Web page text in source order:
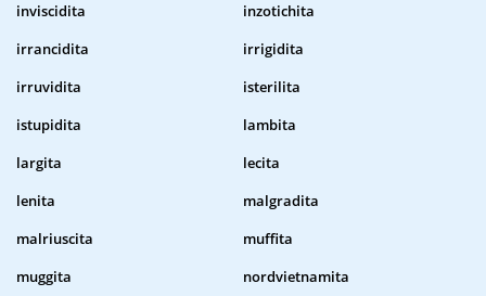
inviscidita
inzotichita
irrancidita
irrigidita
irruvidita
isterilita
istupidita
lambita
largita
lecita
lenita
malgradita
malriuscita
muffita
muggita
nordvietnamita